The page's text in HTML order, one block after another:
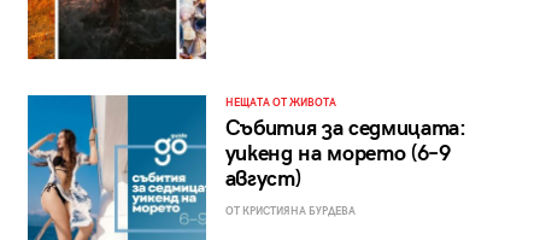
НЕЩАТА ОТ ЖИВОТА
Събития за седмицата:
уикенд на морето (6–9
август)
ОТ КРИСТИЯНА БУРДЕВА